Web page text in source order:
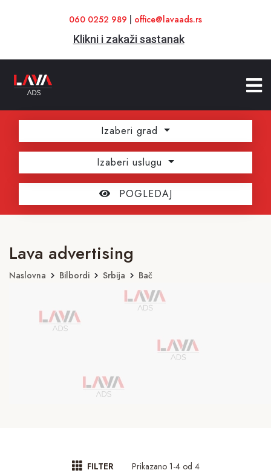
060 0252 989 office@lavaads.rs
Klikni i zakaži sastanak
Izaberi grad
Izaberi uslugu
POGLEDAJ
Lava advertising
Naslovna Bilbordi Srbija Bač
FILTER Prikazano 1-4 od 4